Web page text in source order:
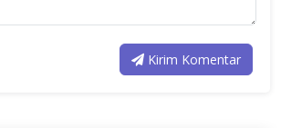
Kirim Komentar